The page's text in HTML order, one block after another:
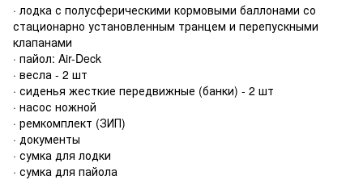
· лодка с полусферическими кормовыми баллонами со
стационарно установленным транцем и перепускными
клапанами
· пайол: Air-Deck
· весла - 2 шт
· сиденья жесткие передвижные (банки) - 2 шт
· насос ножной
· ремкомплект (ЗИП)
· документы
· сумка для лодки
· сумка для пайола